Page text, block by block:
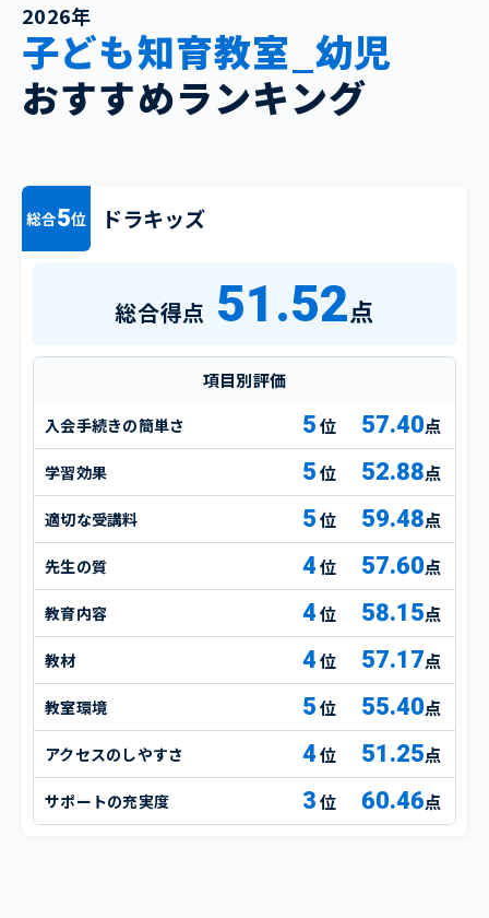
2026年
子ども知育教室_幼児
おすすめランキング
総合5位 ドラキッズ
総合得点 51.52点
項目別評価
入会手続きの簡単さ 5 57.40点
学習効果 5 52.88点
適切な受講料 5 59.48点
先生の質 4 57.60点
教育内容 4 58.15点
教材 4 57.17点
教室環境 5 55.40点
アクセスのしやすさ 4 51.25点
サポートの充実度 3 60.46点